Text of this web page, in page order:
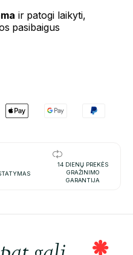
ir patogi laikyti,
pasibaigus
14 DIENŲ PREKĖS
GRAŽINIMO
GARANTIJA